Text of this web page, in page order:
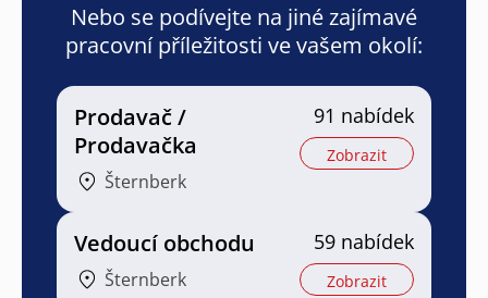
Nebo se podívejte na jiné zajímavé
pracovní příležitosti ve vašem okolí:
Prodavač /
Prodavačka
Šternberk
91 nabídek
Zobrazit
Vedoucí obchodu
Šternberk
59 nabídek
Zobrazit